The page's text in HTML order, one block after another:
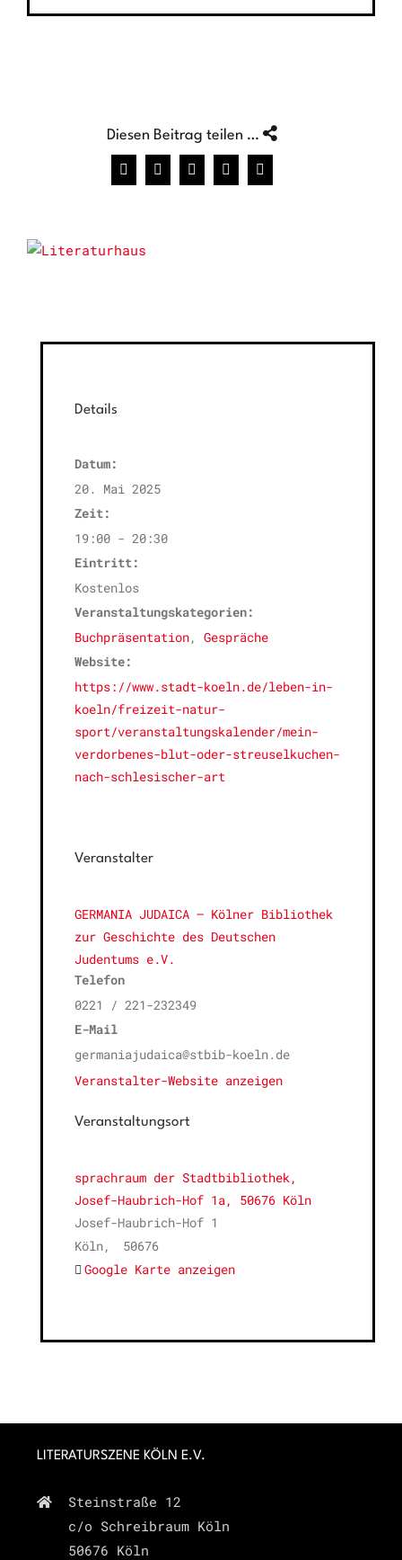
Diesen Beitrag teilen …
Facebook
X WhatsAppPinterest
E-
Mail
Details
Datum:
20. Mai 2025
Zeit:
19:00 - 20:30
Eintritt:
Kostenlos
Veranstaltungskategorien:
Buchpräsentation, Gespräche
Website:
https://www.stadt-koeln.de/leben-in-
koeln/freizeit-natur-
sport/veranstaltungskalender/mein-
verdorbenes-blut-oder-streuselkuchen-
nach-schlesischer-art
Veranstaltungsort
sprachraum der Stadtbibliothek,
Josef-Haubrich-Hof 1a, 50676 Köln
Josef-Haubrich-Hof 1
Köln,
50676
Google Karte anzeigen
Veranstalter
GERMANIA JUDAICA – Kölner Bibliothek
zur Geschichte des Deutschen
Judentums e.V.
Telefon
0221 / 221-232349
E-Mail
germaniajudaica@stbib-koeln.de
Veranstalter-Website anzeigen
LITERATURSZENE KÖLN E.V.
Steinstraße 12
c/o Schreibraum Köln
50676 Köln